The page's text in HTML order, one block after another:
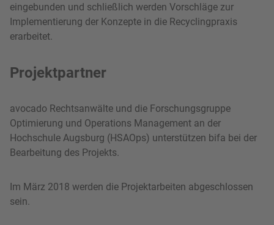
eingebunden und schließlich werden Vorschläge zur
Implementierung der Konzepte in die Recyclingpraxis
erarbeitet.
Projektpartner
avocado Rechtsanwälte und die Forschungsgruppe
Optimierung und Operations Management an der
Hochschule Augsburg (HSAOps) unterstützen bifa bei der
Bearbeitung des Projekts.
Im März 2018 werden die Projektarbeiten abgeschlossen
sein.